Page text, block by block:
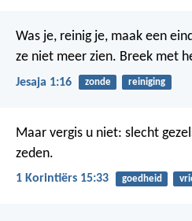
Was je, reinig je, maak een
ze niet meer zien. Breek met
Jesaja 1:16 zonde reiniging
Maar vergis u niet: slecht
zeden.
1 Korintiërs 15:33 goedheid